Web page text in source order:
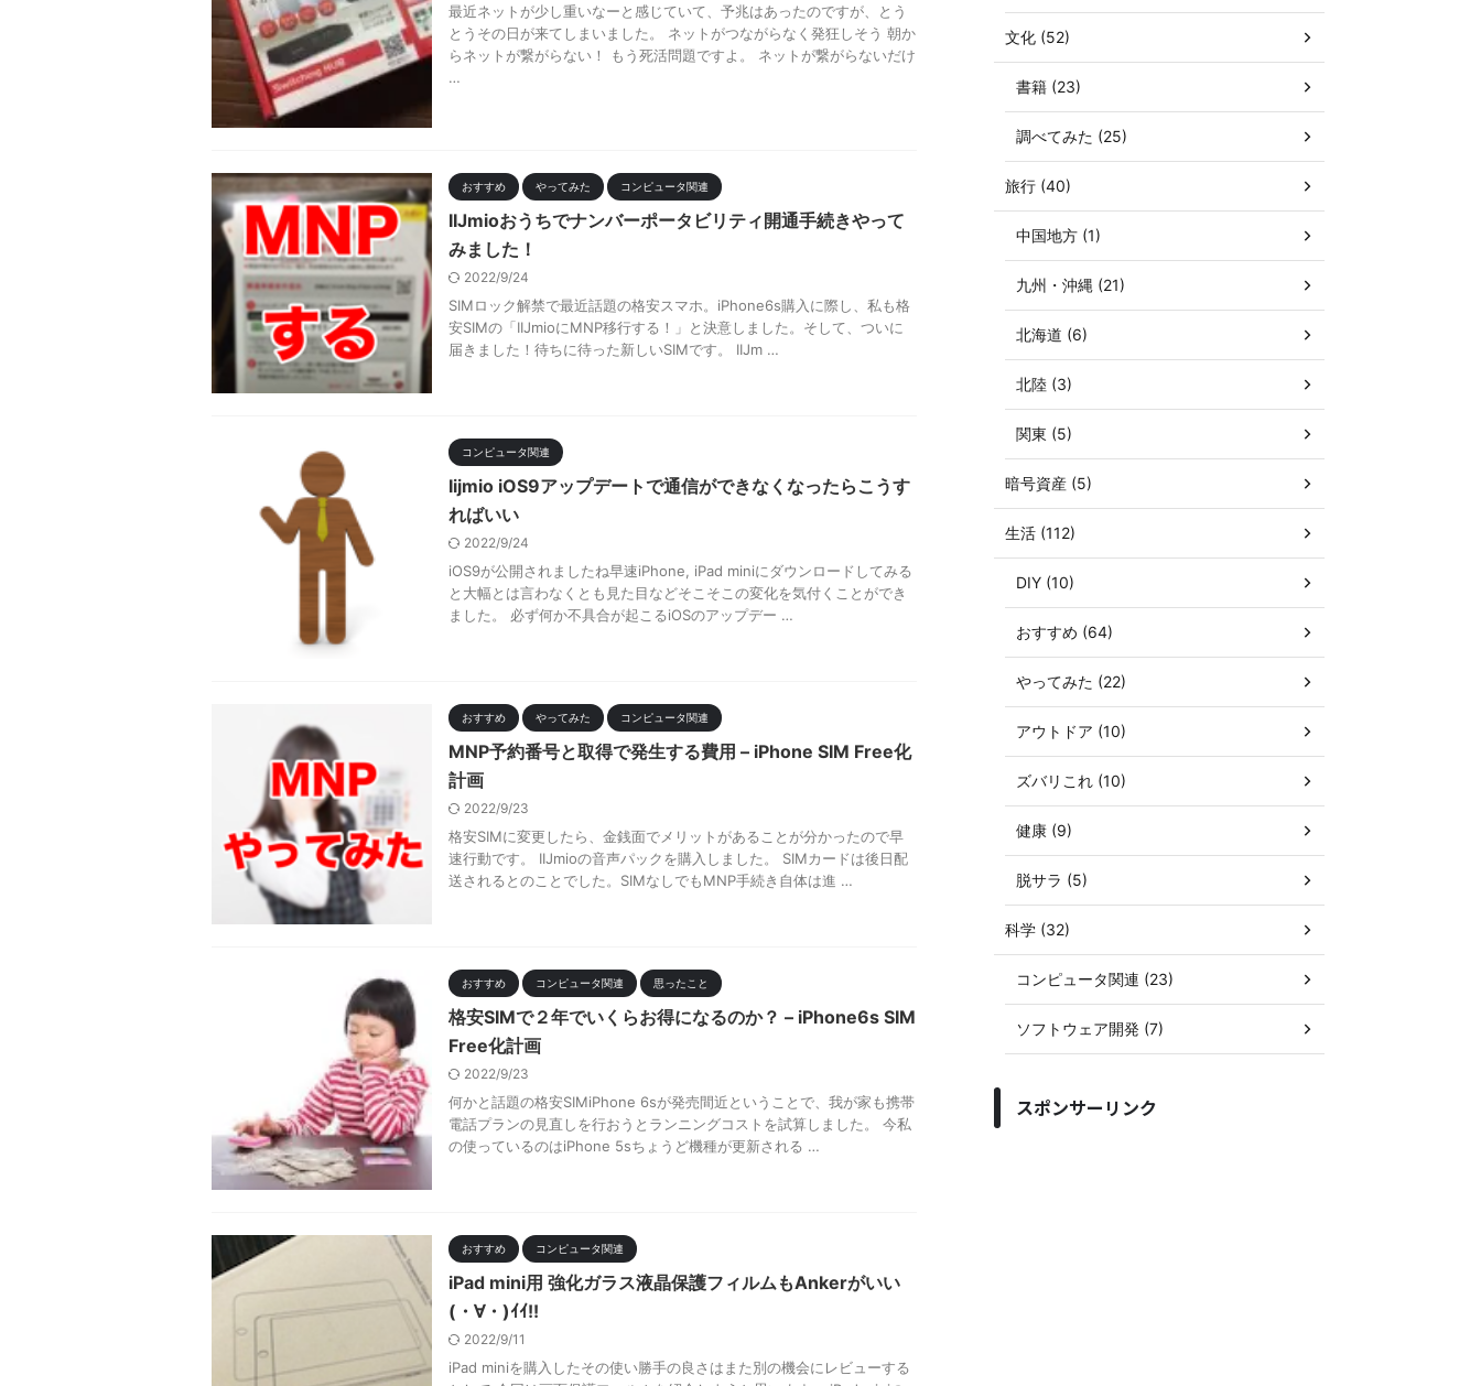
最近ネットが少し重いなーと感じていて、予兆はあったのですが、とう
とうその日が来てしまいました。 ネットがつながらなく発狂しそう 朝か
らネットが繋がらない！ もう死活問題ですよ。 ネットが繋がらないだけ
…
おすすめ やってみた コンピュータ関連
IIJmioおうちでナンバーポータビリティ開通手続きやって
みました！
2022/9/24
SIMロック解禁で最近話題の格安スマホ。iPhone6s購入に際し、私も格
安SIMの「IIJmioにMNP移行する！」と決意しました。そして、ついに
届きました！待ちに待った新しいSIMです。 IIJm …
コンピュータ関連
Iijmio iOS9アップデートで通信ができなくなったらこうす
ればいい
2022/9/24
iOS9が公開されましたね早速iPhone, iPad miniにダウンロードしてみる
と大幅とは言わなくとも見た目などそこそこの変化を気付くことができ
ました。 必ず何か不具合が起こるiOSのアップデー …
おすすめ やってみた コンピュータ関連
MNP予約番号と取得で発生する費用 – iPhone SIM Free化
計画
2022/9/23
格安SIMに変更したら、金銭面でメリットがあることが分かったので早
速行動です。 IIJmioの音声パックを購入しました。 SIMカードは後日配
送されるとのことでした。SIMなしでもMNP手続き自体は進 …
おすすめ コンピュータ関連 思ったこと
格安SIMで２年でいくらお得になるのか？ – iPhone6s SIM
Free化計画
2022/9/23
何かと話題の格安SIMiPhone 6sが発売間近ということで、我が家も携帯
電話プランの見直しを行おうとランニングコストを試算しました。 今私
の使っているのはiPhone 5sちょうど機種が更新される …
おすすめ コンピュータ関連
iPad mini用 強化ガラス液晶保護フィルムもAnkerがいい
(・∀・)ｲｲ!!
2022/9/11
iPad miniを購入したその使い勝手の良さはまた別の機会にレビューする
文化 (52)
書籍 (23)
調べてみた (25)
旅行 (40)
中国地方 (1)
九州・沖縄 (21)
北海道 (6)
北陸 (3)
関東 (5)
暗号資産 (5)
生活 (112)
DIY (10)
おすすめ (64)
やってみた (22)
アウトドア (10)
ズバリこれ (10)
健康 (9)
脱サラ (5)
科学 (32)
コンピュータ関連 (23)
ソフトウェア開発 (7)
スポンサーリンク